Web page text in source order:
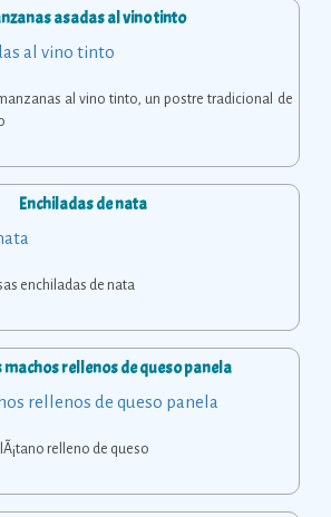
asadas al vino tinto
al vino tinto, un postre tradicional de
Enchiladas de nata
enchiladas de nata
machos rellenos de queso panela
relleno de queso